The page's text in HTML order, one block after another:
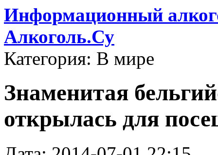
Информационный
Алкоголь.Су
Категория: В мире
Знаменитая
открылась для